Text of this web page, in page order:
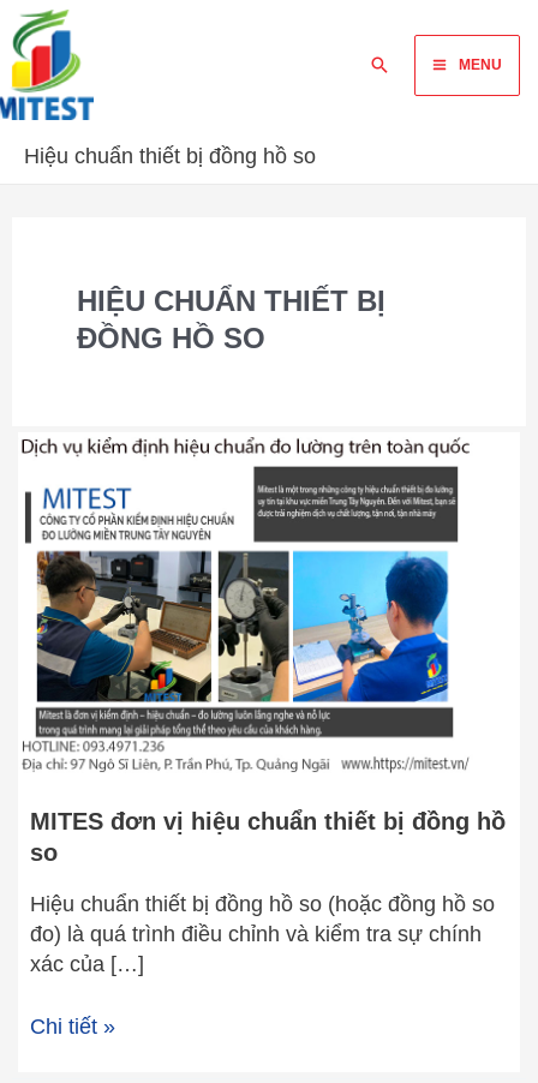
Skip
to
content
Tìm
Main
Menu
MENU
Hiệu chuẩn thiết bị đồng hồ so
HIỆU CHUẨN THIẾT BỊ
ĐỒNG HỒ SO
MITES đơn vị hiệu chuẩn thiết bị đồng hồ
so
Hiệu chuẩn thiết bị đồng hồ so (hoặc đồng hồ so
đo) là quá trình điều chỉnh và kiểm tra sự chính
xác của […]
MITES
vị
hiệu
chuẩn
thiết
bị
đồng
hồ
so
Chi tiết »